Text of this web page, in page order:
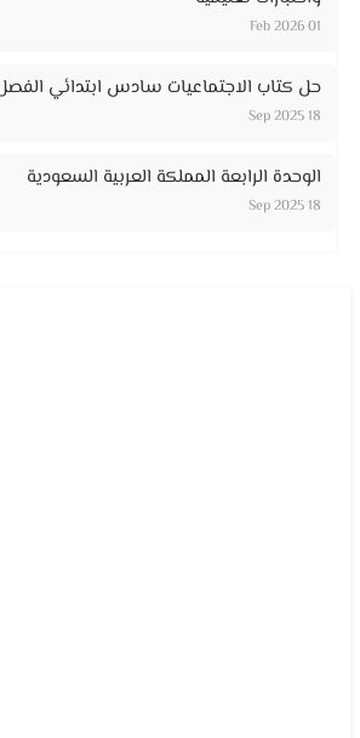
01 Feb 2026
حل كتاب الاجتماعيات سادس ابتدائي
18 Sep 2025
الوحدة الرابعة المملكة العربية السعودية
18 Sep 2025